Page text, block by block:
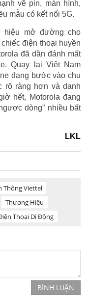
về pin, màn hình,
mẫu có kết nối 5G.
hiệu mở đường cho
điện thoại huyền
đã dần đánh mất
Quay lại Việt Nam
đang bước vào chu
rõ ràng hơn và danh
hết, Motorola đang
dòng” nhiều bất
LKL
Thông Viettel
Thương Hiệu
Thoại Di Động
BÌNH LUẬN